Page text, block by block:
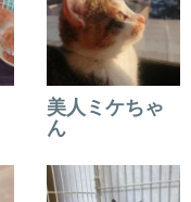
美人ミケちゃ
ん